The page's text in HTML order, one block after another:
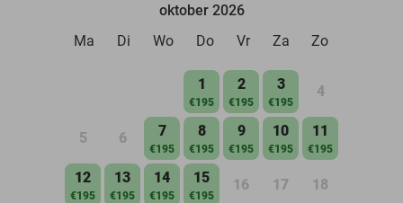
oktober 2026
Ma
Di Wo Do Vr Za Zo
1
€195
2
€195
3
€195
4
5 6 7
€195
8
€195
9
€195
10
€195
11
€195
12
€195
13
€195
14
€195
15
€195
16 17 18